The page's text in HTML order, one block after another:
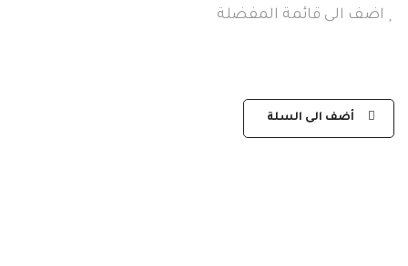
اضف الى قائمة المفضلة
أضف الى السلة